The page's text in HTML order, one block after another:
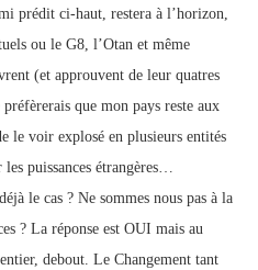
prédit ci-haut, restera à l’horizon,
ou le G8, l’Otan et même
(et approuvent de leur quatres
que mon pays reste aux
le voir explosé en plusieurs entités
puissances étrangères…
le cas ? Ne sommes nous pas à la
? La réponse est OUI mais au
debout. Le Changement tant